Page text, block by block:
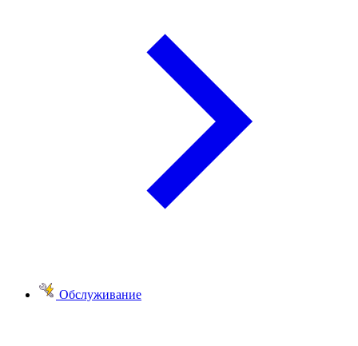
Обслуживание